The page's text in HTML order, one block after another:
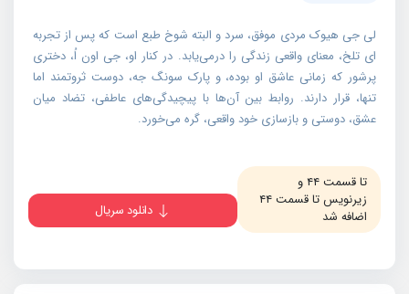
لی جی هیوک مردی موفق، سرد و البته شوخ طبع است که پس از تجربه
ای تلخ، معنای واقعی زندگی را درمی‌یابد. در کنار او، جی اون اُ، دختری
پرشور که زمانی عاشق او بوده، و پارک سونگ جه، دوست ثروتمند اما
تنها، قرار دارند. روابط بین آن‌ها با پیچیدگی‌های عاطفی، تضاد میان
عشق، دوستی و بازسازی خود واقعی، گره می‌خورد.
تا قسمت ۴۴ و
زیرنویس تا قسمت ۴۴
اضافه شد
دانلود سریال